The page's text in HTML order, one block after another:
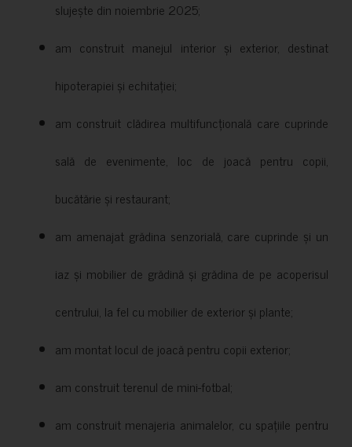
slujește din noiembrie 2025;
am construit manejul interior și exterior, destinat
hipoterapiei și echitației;
am construit clădirea multifuncțională care cuprinde
sală de evenimente, loc de joacă pentru copii,
bucătărie și restaurant;
am amenajat grădina senzorială, care cuprinde și un
iaz și mobilier de grădină și grădina de pe acoperisul
centrului, la fel cu mobilier de exterior și plante;
am montat locul de joacă pentru copii exterior;
am construit terenul de mini-fotbal;
am construit menajeria animalelor, cu spațiile pentru